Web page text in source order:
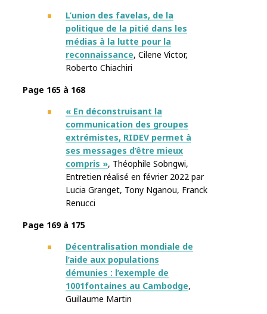
L’union des favelas, de la
politique de la pitié dans les
médias à la lutte pour la
reconnaissance, Cilene Victor,
Roberto Chiachiri
Page 165 à 168
« En déconstruisant la
communication des groupes
extrémistes, RIDEV permet à
ses messages d’être mieux
compris », Théophile Sobngwi,
Entretien réalisé en février 2022 par
Lucia Granget, Tony Nganou, Franck
Renucci
Page 169 à 175
Décentralisation mondiale de
l’aide aux populations
démunies : l’exemple de
1001fontaines au Cambodge,
Guillaume Martin